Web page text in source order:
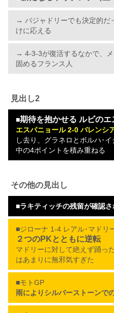
→ バジャドリーでも決定的だ
けに応える
→ 4-3-3が復活するなかで、
固めるフランス人
見出し2
■期待を抱かせる ルビのエ
エスパニョール 2-0 バレンシ
し去り、グラネロとボルハ･
中の4ポイントを積み重ねる
その他の見出し
■ラキティッチの残留が確認
■ジローナ 1-4 レアル･マドリ
２つのPKとともに逆転
マドリーに対して絶えず踊っ
はあまりに無邪気すぎた
■モトGP
雨によりシルバーストーンで